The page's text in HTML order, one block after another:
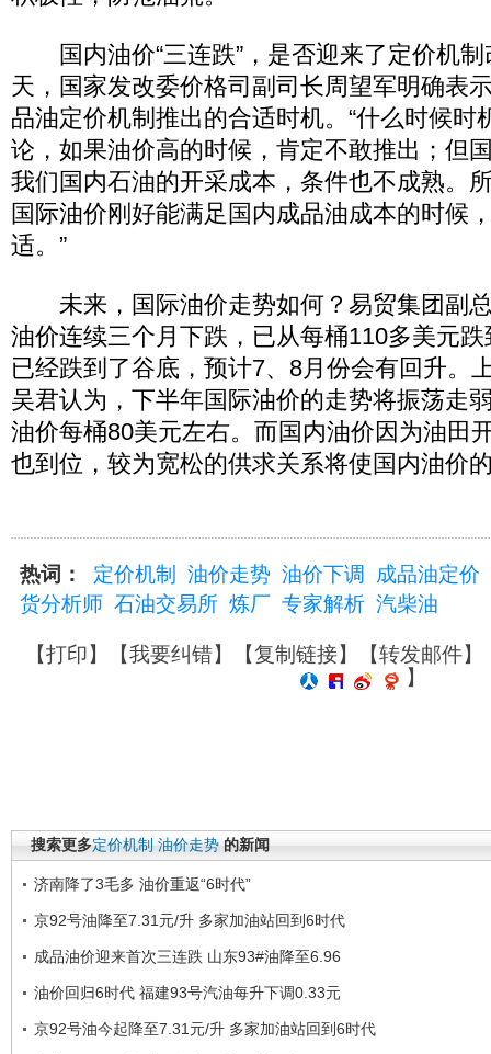
国内油价“三连跌”，是否迎来了定价机制
天，国家发改委价格司副司长周望军明确表
品油定价机制推出的合适时机。“什么时候时
论，如果油价高的时候，肯定不敢推出；但
我们国内石油的开采成本，条件也不成熟。
国际油价刚好能满足国内成品油成本的时候
适。”
未来，国际油价走势如何？易贸集团副
油价连续三个月下跌，已从每桶110多美元
已经跌到了谷底，预计7、8月份会有回升。
吴君认为，下半年国际油价的走势将振荡走
油价每桶80美元左右。而国内油价因为油田
也到位，较为宽松的供求关系将使国内油价
热词： 定价机制 油价走势 油价下调
成品油定价
货分析师 石油交易所 炼厂 专家解析 汽柴油
【打印】【我要纠错】【复制链接】【转发邮件】
】
搜索更多定价机制 油价走势 的新闻
济南降了3毛多 油价重返“6时代”
京92号油降至7.31元/升 多家加油站回到6时代
成品油价迎来首次三连跌 山东93#油降至6.96
油价回归6时代 福建93号汽油每升下调0.33元
京92号油今起降至7.31元/升 多家加油站回到6时代